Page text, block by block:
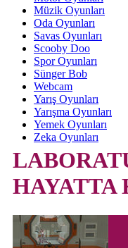
Müzik Oyunları
Oda Oyunları
Savas Oyunları
Scooby Doo
Spor Oyunları
Sünger Bob
Webcam
Yarış Oyunları
Yarışma Oyunları
Yemek Oyunları
Zeka Oyunları
HAYATTA